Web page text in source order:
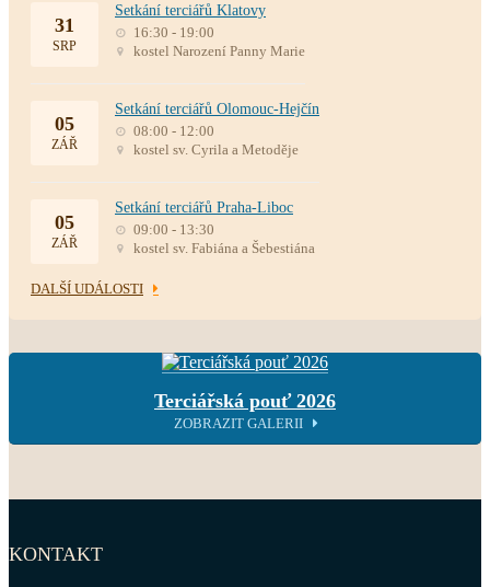
31
SRP
Setkání terciářů Klatovy
16:30 - 19:00
kostel Narození Panny Marie
05
ZÁŘ
Setkání terciářů Olomouc-Hejčín
08:00 - 12:00
kostel sv. Cyrila a Metoděje
05
ZÁŘ
Setkání terciářů Praha-Liboc
09:00 - 13:30
kostel sv. Fabiána a Šebestiána
DALŠÍ UDÁLOSTI
Terciářská pouť 2026
ZOBRAZIT GALERII
KONTAKT